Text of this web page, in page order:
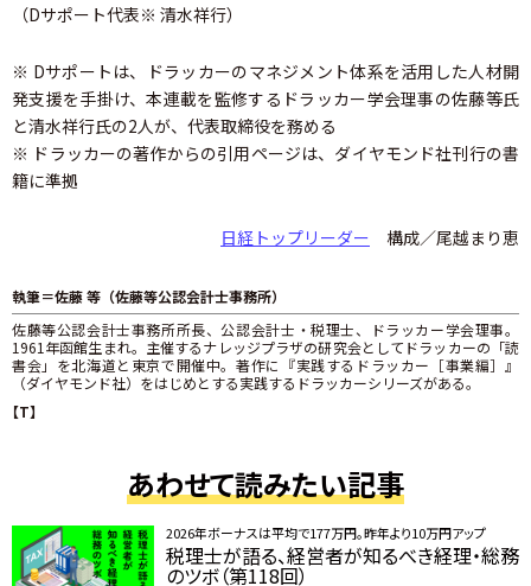
（Dサポート代表※ 清水祥行）
※ Dサポートは、ドラッカーのマネジメント体系を活用した人材開
発支援を手掛け、本連載を監修するドラッカー学会理事の佐藤等氏
と清水祥行氏の2人が、代表取締役を務める
※ ドラッカーの著作からの引用ページは、ダイヤモンド社刊行の書
籍に準拠
日経トップリーダー 構成／尾越まり恵
執筆＝佐藤 等（佐藤等公認会計士事務所）
佐藤等公認会計士事務所所長、公認会計士・税理士、ドラッカー学会理事。
1961年函館生まれ。主催するナレッジプラザの研究会としてドラッカーの「読
書会」を北海道と東京で開催中。著作に『実践するドラッカー［事業編］』
（ダイヤモンド社）をはじめとする実践するドラッカーシリーズがある。
【T】
あわせて読みたい記事
2026年ボーナスは平均で177万円。昨年より10万円アップ
税理士が語る、経営者が知るべき経理・総務
のツボ（第118回）